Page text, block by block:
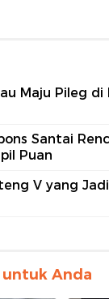
Maju Pileg di
Santai
Puan
V yang
untuk Anda